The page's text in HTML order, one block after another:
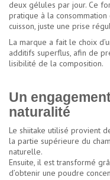
deux gélules par jour. Ce
pratique à la
cuisson, juste une prise
La marque a fait le choix
additifs superflus, afin de
lisibilité de la composition.
Un
naturalité
Le shiitake utilisé provient
la partie supérieure du
naturelle.
Ensuite, il est transformé
d’obtenir une poudre